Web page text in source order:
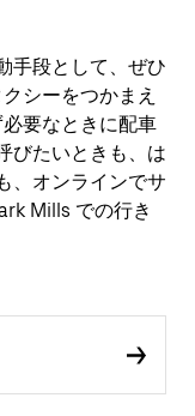
手段として、ぜひ
シーをつかまえ
要なときに配車
びたいときも、は
、オンラインでサ
Mills での行き